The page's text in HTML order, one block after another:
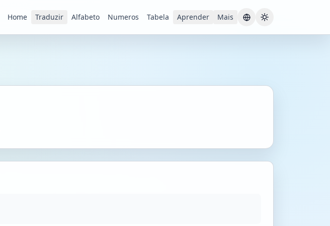
Home Traduzir Alfabeto Numeros Tabela Aprender Mais Current theme: